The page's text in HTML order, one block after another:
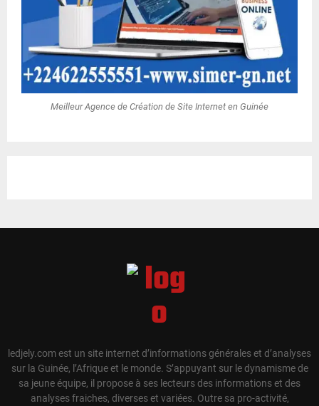
Meilleur Agence de Création de Site Internet en Guinée
ledjely.com est un site internet d’informations générales et d’analyses
sur la Guinée, l’Afrique et le monde. S’appuyant sur le dynamisme de
sa jeune équipe, il propose à ses lecteurs des informations et des
analyses fraiches, diverses et variées. Outre sa pro-activité,